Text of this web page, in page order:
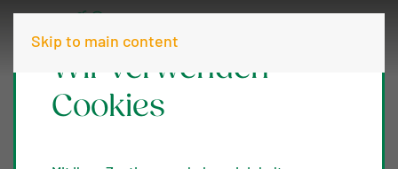
Skip to main content
Wir verwenden
Cookies